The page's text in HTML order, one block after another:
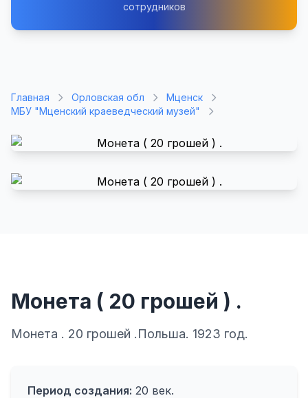
сотрудников
Главная Орловская обл
Мценск
МБУ "Мценский краеведческий музей"
Монета ( 20 грошей ) .
Монета . 20 грошей .Польша. 1923 год.
Период создания: 20 век.